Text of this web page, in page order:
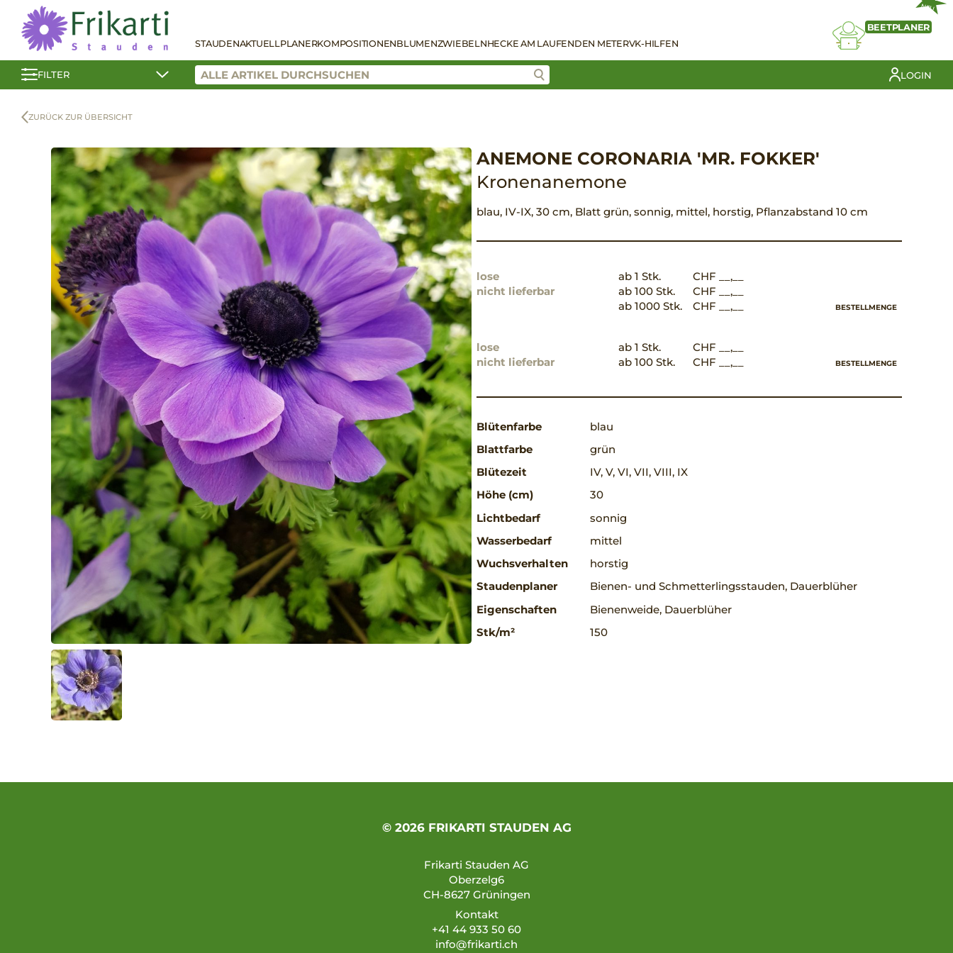
STAUDENAKTUELLPLANERKOMPOSITIONENBLUMENZWIEBELNHECKE AM LAUFENDEN METERVK-HILFEN
NEU
BEETPLANER
FILTER LOGIN
ZURÜCK ZUR ÜBERSICHT
ANEMONE CORONARIA 'MR. FOKKER'
Kronenanemone
blau, IV-IX, 30 cm, Blatt grün, sonnig, mittel, horstig, Pflanzabstand 10 cm
lose
nicht lieferbar
ab 1 Stk.
CHF __,__
ab 100 Stk.
CHF __,__
ab 1000 Stk.
CHF __,__ BESTELLMENGE
lose
nicht lieferbar
ab 1 Stk.
CHF __,__
ab 100 Stk.
CHF __,__ BESTELLMENGE
Blütenfarbe
blau
Blattfarbe
grün
Blütezeit
IV, V, VI, VII, VIII, IX
Höhe (cm)
30
Lichtbedarf
sonnig
Wasserbedarf
mittel
Wuchsverhalten
horstig
Staudenplaner
Bienen- und Schmetterlingsstauden, Dauerblüher
Eigenschaften
Bienenweide, Dauerblüher
Stk/m²
150
© 2026 FRIKARTI STAUDEN AG
Frikarti Stauden AG
Oberzelg6
CH-8627 Grüningen
Kontakt
+41 44 933 50 60
info@frikarti.ch